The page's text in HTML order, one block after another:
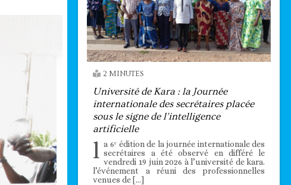
2 MINUTES
Université de Kara : la Journée
internationale des secrétaires placée
sous le signe de l’intelligence
artificielle
l a 6ᵉ édition de la journée internationale des
secrétaires a été observé en différé le
vendredi 19 juin 2026 à l’université de kara.
l’événement a réuni des professionnelles
venues de […]